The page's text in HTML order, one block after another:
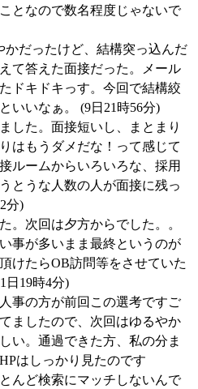
となので数名程度じゃないで
かだったけど、結構突っ込んだ
て答えた面接だった。メール
ドキドキっす。今回で結構絞
いいなぁ。 (9日21時56分)
した。面接短いし、まとまり
はもうダメだな！って感じて
ルームからいろいろな、採用
とうな人数の人が面接に残っ
分)
。次回は夕方からでした。。
事が多いまま最終というのが
けたらOB訪問等をさせていた
日19時4分)
事の方が前回この選考ですご
ましたので、次回はゆるやか
い。通過できた方、私の分ま
はしっかり見たのです
んど検索にマッチしないんで